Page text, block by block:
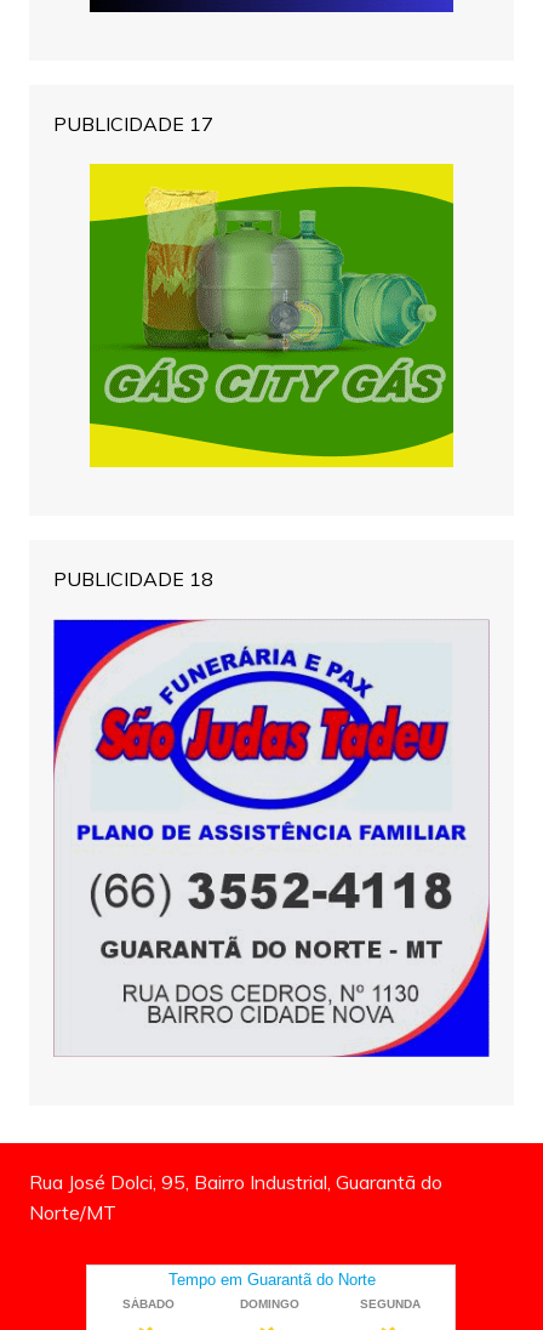
PUBLICIDADE 17
PUBLICIDADE 18
Rua José Dolci, 95, Bairro Industrial, Guarantã do
Norte/MT